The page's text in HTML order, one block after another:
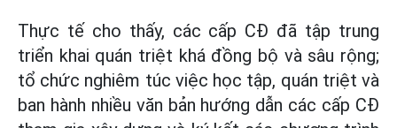
Thực tế cho thấy, các cấp CĐ đã tập trung
triển khai quán triệt khá đồng bộ và sâu rộng;
tổ chức nghiêm túc việc học tập, quán triệt và
ban hành nhiều văn bản hướng dẫn các cấp CĐ